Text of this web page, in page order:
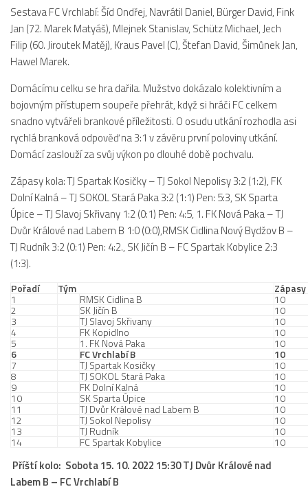
2020/21
2019/20
2018/19
St. dorost
Zápasy SD 2026/27
Hráči
Zápasy
Ml. dorost
Zápasy MD
Realizační tým
St. žáci
Zápasy SŽ 2025/26
Realizační tým
Ml. žáci
Hráči
Sestava FC Vrchlabí: Šíd Ondřej, Navrátil Daniel, Bürger David, Fink
Jan (72. Marek Matyáš), Mlejnek Stanislav, Schütz Michael, Jech
Filip (60. Jiroutek Matěj), Kraus Pavel (C), Štefan David, Šimůnek Jan,
Hawel Marek.
Domácímu celku se hra dařila. Mužstvo dokázalo kolektivním a
bojovným přístupem soupeře přehrát, když si hráči FC celkem
snadno vytvářeli brankové příležitosti. O osudu utkání rozhodla asi
rychlá branková odpověď na 3:1 v závěru první poloviny utkání.
Domácí zaslouží za svůj výkon po dlouhé době pochvalu.
Zápasy kola: TJ Spartak Kosičky – TJ Sokol Nepolisy 3:2 (1:2), FK
Dolní Kalná – TJ SOKOL Stará Paka 3:2 (1:1) Pen: 5:3, SK Sparta
Úpice – TJ Slavoj Skřivany 1:2 (0:1) Pen: 4:5, 1. FK Nová Paka – TJ
Dvůr Králové nad Labem B 1:0 (0:0),RMSK Cidlina Nový Bydžov B –
TJ Rudník 3:2 (0:1) Pen: 4:2., SK Jičín B – FC Spartak Kobylice 2:3
(1:3).
Pořadí Tým Zápasy
1 RMSK Cidlina B 10
2 SK Jičín B 10
3 TJ Slavoj Skřivany 10
4 FK Kopidlno 10
5 1. FK Nová Paka 10
6 FC Vrchlabí B 10
7 TJ Spartak Kosičky 10
8 TJ SOKOL Stará Paka 10
9 FK Dolní Kalná 10
10 SK Sparta Úpice 10
11 TJ Dvůr Králové nad Labem B 10
12 TJ Sokol Nepolisy 10
13 TJ Rudník 10
14 FC Spartak Kobylice 10
Příští kolo: Sobota 15. 10. 2022 15:30 TJ Dvůr Králové nad
Labem B – FC Vrchlabí B